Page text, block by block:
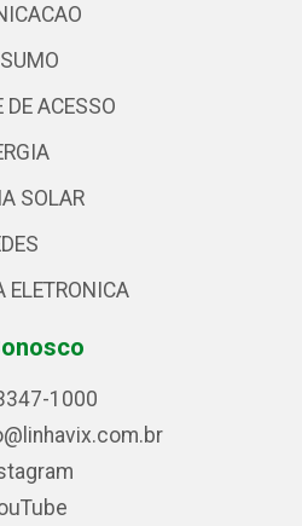
DE ACESSO
SOLAR
ELETRONICA
1000